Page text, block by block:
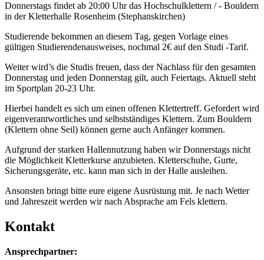
Donnerstags findet ab 20:00 Uhr das Hochschulklettern / - Bouldern
in der Kletterhalle Rosenheim (Stephanskirchen)
Studierende bekommen an diesem Tag, gegen Vorlage eines
gültigen Studierendenausweises, nochmal 2€ auf den Studi -Tarif.
Weiter wird’s die Studis freuen, dass der Nachlass für den gesamten
Donnerstag und jeden Donnerstag gilt, auch Feiertags. Aktuell steht
im Sportplan 20-23 Uhr.
Hierbei handelt es sich um einen offenen Klettertreff. Gefordert wird
eigenverantwortliches und selbstständiges Klettern. Zum Bouldern
(Klettern ohne Seil) können gerne auch Anfänger kommen.
Aufgrund der starken Hallennutzung haben wir Donnerstags nicht
die Möglichkeit Kletterkurse anzubieten. Kletterschuhe, Gurte,
Sicherungsgeräte, etc. kann man sich in der Halle ausleihen.
Ansonsten bringt bitte eure eigene Ausrüstung mit. Je nach Wetter
und Jahreszeit werden wir nach Absprache am Fels klettern.
Kontakt
Ansprechpartner: